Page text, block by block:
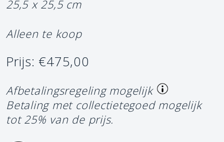
25,5 x 25,5 cm
Alleen te koop
Prijs: €475,00
Afbetalingsregeling mogelijk
Betaling met collectietegoed mogelijk
tot 25% van de prijs.